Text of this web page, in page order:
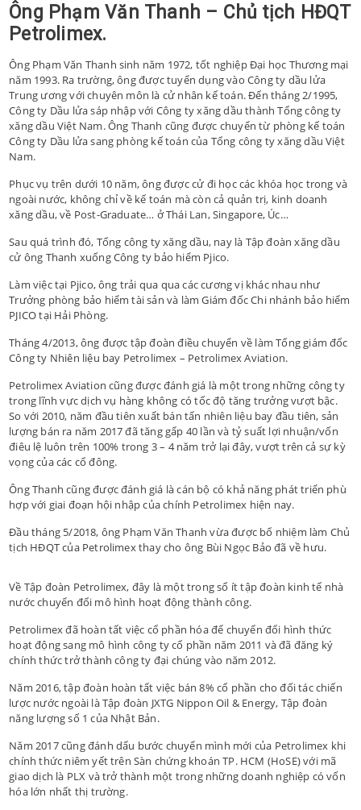
Ông Phạm Văn Thanh – Chủ tịch HĐQT
Petrolimex.
Ông Phạm Văn Thanh sinh năm 1972, tốt nghiệp Đại học Thương mại
năm 1993. Ra trường, ông được tuyển dụng vào Công ty dầu lửa
Trung ương với chuyên môn là cử nhân kế toán. Đến tháng 2/1995,
Công ty Dầu lửa sáp nhập với Công ty xăng dầu thành Tổng công ty
xăng dầu Việt Nam. Ông Thanh cũng được chuyển từ phòng kế toán
Công ty Dầu lửa sang phòng kế toán của Tổng công ty xăng dầu Việt
Nam.
Phục vụ trên dưới 10 năm, ông được cử đi học các khóa học trong và
ngoài nước, không chỉ về kế toán mà còn cả quản trị, kinh doanh
xăng dầu, về Post-Graduate… ở Thái Lan, Singapore, Úc…
Sau quá trình đó, Tổng công ty xăng dầu, nay là Tập đoàn xăng dầu
cử ông Thanh xuống Công ty bảo hiểm Pjico.
Làm việc tại Pjico, ông trải qua qua các cương vị khác nhau như
Trưởng phòng bảo hiểm tài sản và làm Giám đốc Chi nhánh bảo hiểm
PJICO tại Hải Phòng.
Tháng 4/2013, ông được tập đoàn điều chuyển về làm Tổng giám đốc
Công ty Nhiên liệu bay Petrolimex – Petrolimex Aviation.
Petrolimex Aviation cũng được đánh giá là một trong những công ty
trong lĩnh vực dịch vụ hàng không có tốc độ tăng trưởng vượt bậc.
So với 2010, năm đầu tiên xuất bán tấn nhiên liệu bay đầu tiên, sản
lượng bán ra năm 2017 đã tăng gấp 40 lần và tỷ suất lợi nhuận/vốn
điêu lệ luôn trên 100% trong 3 – 4 năm trở lại đây, vượt trên cả sự kỳ
vọng của các cổ đông.
Ông Thanh cũng được đánh giá là cán bộ có khả năng phát triển phù
hợp với giai đoạn hội nhập của chính Petrolimex hiện nay.
Đầu tháng 5/2018, ông Phạm Văn Thanh vừa được bổ nhiệm làm Chủ
tịch HĐQT của Petrolimex thay cho ông Bùi Ngọc Bảo đã về hưu.
Về Tập đoàn Petrolimex, đây là một trong số ít tập đoàn kinh tế nhà
nước chuyển đổi mô hình hoạt động thành công.
Petrolimex đã hoàn tất việc cổ phần hóa để chuyển đổi hình thức
hoạt động sang mô hình công ty cổ phần năm 2011 và đã đăng ký
chính thức trở thành công ty đại chúng vào năm 2012.
Năm 2016, tập đoàn hoàn tất việc bán 8% cổ phần cho đối tác chiến
lược nước ngoài là Tập đoàn JXTG Nippon Oil & Energy, Tập đoàn
năng lượng số 1 của Nhật Bản.
Năm 2017 cũng đánh dấu bước chuyển mình mới của Petrolimex khi
chính thức niêm yết trên Sàn chứng khoán TP. HCM (HoSE) với mã
giao dịch là PLX và trở thành một trong những doanh nghiệp có vốn
hóa lớn nhất thị trường.